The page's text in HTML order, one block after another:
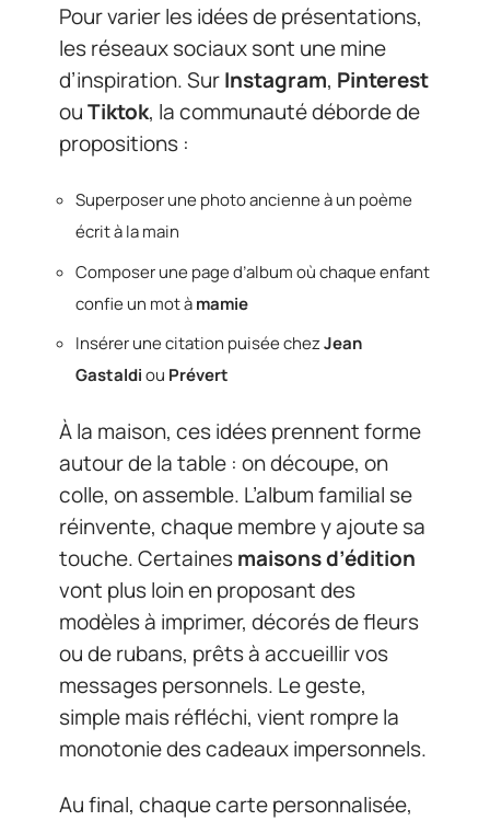
Pour varier les idées de présentations,
les réseaux sociaux sont une mine
d’inspiration. SurInstagram, Pinterest
ouTiktok, la communauté déborde de
propositions :
Superposer une photo ancienne à un poème
écrit à la main
Composer une page d’album où chaque enfant
confie un mot àmamie
Insérer une citation puisée chezJean
Gastaldiou Prévert
À la maison, ces idées prennent forme
autour de la table : on découpe, on
colle, on assemble. L’album familial se
réinvente, chaque membre y ajoute sa
touche. Certainesmaisons d’édition
vont plus loin en proposant des
modèles à imprimer, décorés de fleurs
ou de rubans, prêts à accueillir vos
messages personnels. Le geste,
simple mais réfléchi, vient rompre la
monotonie des cadeaux impersonnels.
Au final, chaque carte personnalisée,